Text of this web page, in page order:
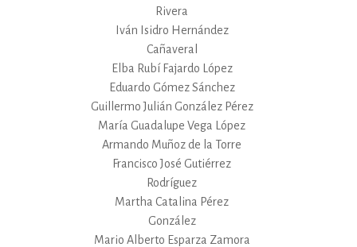
Rivera
Iván Isidro Hernández
Cañaveral
Elba Rubí Fajardo López
Eduardo Gómez Sánchez
Guillermo Julián González Pérez
María Guadalupe Vega López
Armando Muñoz de la Torre
Francisco José Gutiérrez
Rodríguez
Martha Catalina Pérez
González
Mario Alberto Esparza Zamora